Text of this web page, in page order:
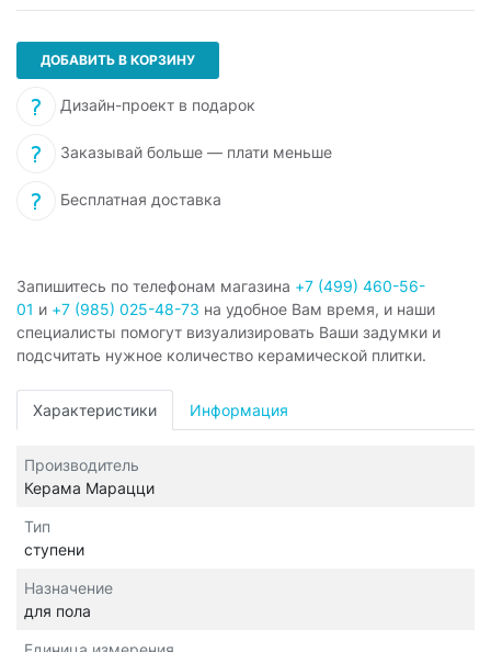
ДОБАВИТЬ В КОРЗИНУ
Дизайн-проект в подарок
Заказывай больше — плати меньше
Бесплатная доставка
Запишитесь по телефонам магазина +7 (499) 460-56-
01 и +7 (985) 025-48-73 на удобное Вам время, и наши
специалисты помогут визуализировать Ваши задумки и
подсчитать нужное количество керамической плитки.
Характеристики Информация
Производитель
Керама Марацци
Тип
ступени
Назначение
для пола